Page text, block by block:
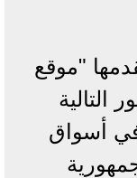
"موقع
التالية
أسواق